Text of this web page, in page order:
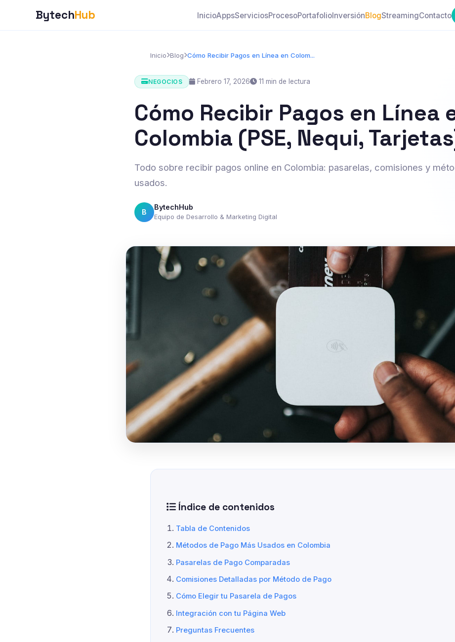
BytechHub InicioAppsServiciosProcesoPortafolioInversiónBlogStreamingContacto
Inicio Blog Cómo Recibir Pagos en Línea en Colom...
NEGOCIOS Febrero 17, 2026 11 min de lectura
Cómo Recibir Pagos en Línea
Colombia (PSE, Nequi,
Todo sobre recibir pagos online en Colombia: pasarelas, comisiones y
usados.
B
BytechHub
Equipo de Desarrollo & Marketing Digital
Índice de contenidos
Tabla de Contenidos
Métodos de Pago Más Usados en Colombia
Pasarelas de Pago Comparadas
Comisiones Detalladas por Método de Pago
Cómo Elegir tu Pasarela de Pagos
Integración con tu Página Web
Preguntas Frecuentes